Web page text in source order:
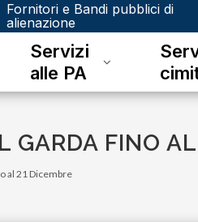
Fornitori e Bandi pubblici di
alienazione
Servizi
alle PA
GARDA FINO
al 21 Dicembre